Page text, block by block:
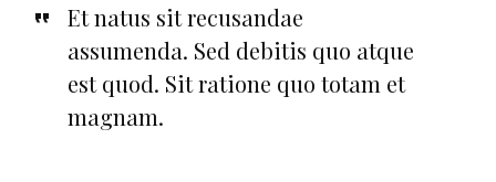
Et natus sit recusandae
assumenda. Sed debitis quo atque
est quod. Sit ratione quo totam et
magnam.